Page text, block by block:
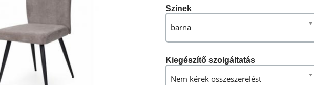
Színek
barna
Kiegészítő szolgáltatás
Nem kérek összeszerelést